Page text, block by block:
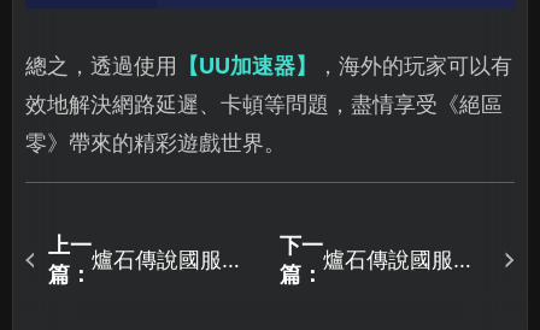
總之，透過使用 【UU加速器】
，海外的玩家可以有
效地解決網路延遲、卡頓等問題，盡情享受《絕區
零》帶來的精彩遊戲世界。
上一
篇：
爐石傳說國服加
下一
篇：
爐石傳說國服手